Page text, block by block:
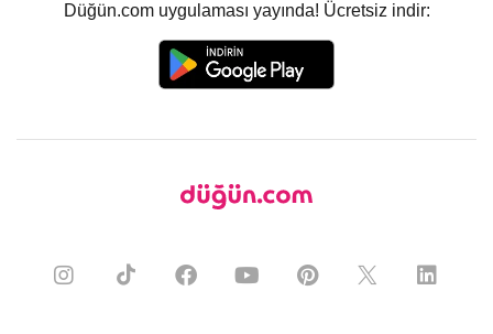
Düğün.com uygulaması yayında! Ücretsiz indir: